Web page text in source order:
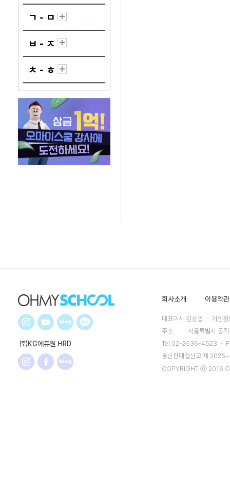
ㄱ - ㅁ
ㅂ - ㅈ
ㅊ - ㅎ
㈜KG에듀원 HRD
회사소개 이용약관
대표이사 김상엽 ㆍ 개인
주소
서울특별시 동
Tel 02-2636-4523 ㆍ
통신판매업신고 제
COPYRIGHT ⓒ 2016